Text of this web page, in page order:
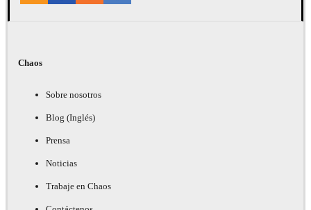
Chaos
Sobre nosotros
Blog (Inglés)
Prensa
Noticias
Trabaje en Chaos